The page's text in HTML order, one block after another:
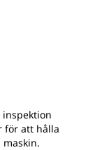
för att hålla